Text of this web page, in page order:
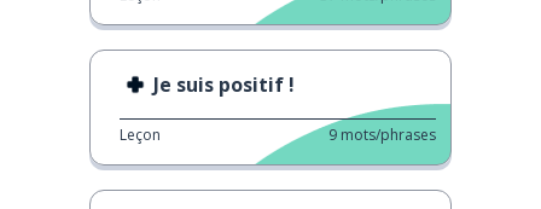
Je suis positif !
Leçon 9 mots/phrases